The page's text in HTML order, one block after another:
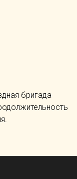
бригада